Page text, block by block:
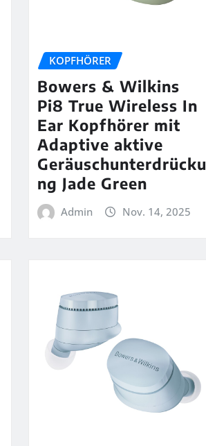
KOPFHÖRER
Bowers & Wilkins
Pi8 True Wireless In
Ear Kopfhörer mit
Adaptive aktive
Geräuschunterdrücku
ng Jade Green
Admin Nov. 14, 2025